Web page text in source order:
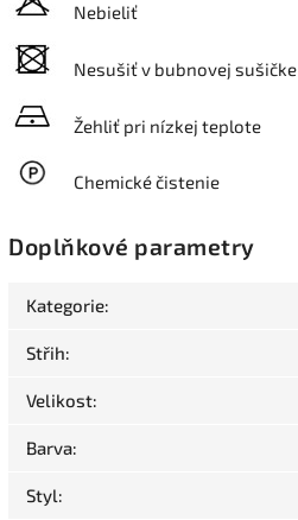
Nebieliť
Nesušiť v bubnovej sušičke
Žehliť pri nízkej teplote
Chemické čistenie
Doplňkové parametry
Kategorie:
Střih:
Velikost:
Barva:
Styl: